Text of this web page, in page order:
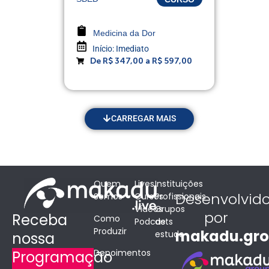
Medicina da Dor
Início: Imediato
De R$ 347,00 a R$ 597,00
CARREGAR MAIS
Receba
nossa
Programação
Quem
Somos
Como
Produzir
Depoimentos
Lives
Cursos
Vídeos
Podcasts
Instituições
Profissionais
Grupos
de
estudo
por